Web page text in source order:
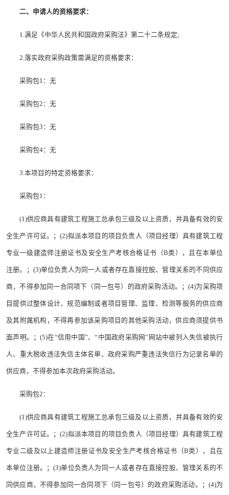
二、申请人的资格要求：
1.满足《中华人民共和国政府采购法》第二十二条规定;
2.落实政府采购政策需满足的资格要求：
采购包1：无
采购包2：无
采购包3：无
采购包4：无
3.本项目的特定资格要求：
采购包1：
(1)供应商具有建筑工程施工总承包三级及以上资质，并具备有效的安
全生产许可证。；(2)拟派本项目的项目负责人（项目经理）具有建筑工程
专业一级建造师注册证书及安全生产考核合格证书（B类），且在本单位
注册。；(3)单位负责人为同一人或者存在直接控股、管理关系的不同供应
商，不得参加同一合同项下（同一包号）的政府采购活动。；(4)为采购项
目提供过整体设计、规范编制或者项目管理、监理、检测等服务的供应商
及其附属机构，不得再参加该采购项目的其他采购活动，供应商须提供书
面声明。；(5)在“信用中国”、“中国政府采购网”网站中被列入失信被执行
人、重大税收违法失信主体名单、政府采购严重违法失信行为记录名单的
供应商，不得参加本次政府采购活动。
采购包2：
(1)供应商具有建筑工程施工总承包三级及以上资质，并具备有效的安
全生产许可证。；(2)拟派本项目的项目负责人（项目经理）具有建筑工程
专业二级及以上建造师注册证书及安全生产考核合格证书（B类），且在
本单位注册。；(3)单位负责人为同一人或者存在直接控股、管理关系的不
同供应商，不得参加同一合同项下（同一包号）的政府采购活动。；(4)为